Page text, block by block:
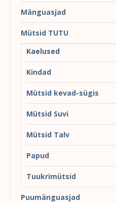
Mänguasjad
Mütsid TUTU
Kaelused
Kindad
Mütsid kevad-sügis
Mütsid Suvi
Mütsid Talv
Papud
Tuukrimütsid
Puumänguasjad